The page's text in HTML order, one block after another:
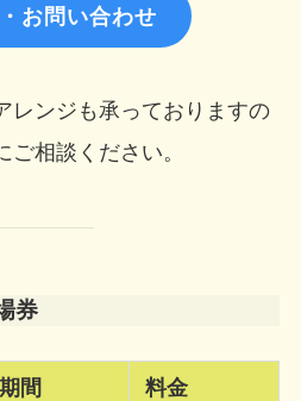
お問い合わせ
レンジも承っておりますの
ご相談ください。
券
間 料金